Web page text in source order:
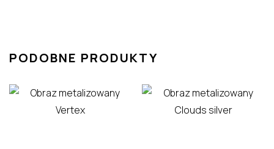
PODOBNE PRODUKTY